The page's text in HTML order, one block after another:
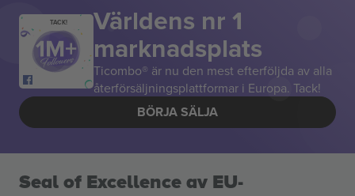
TACK! Världens nr 1
marknadsplats
Ticombo® är nu den mest efterföljda av alla
återförsäljningsplattformar i Europa. Tack!
BÖRJA SÄLJA
Seal of Excellence av EU-